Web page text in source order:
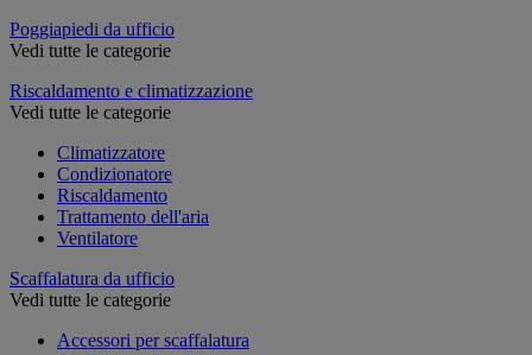
Poggiapiedi da ufficio
Vedi tutte le categorie
Riscaldamento e climatizzazione
Vedi tutte le categorie
Climatizzatore
Condizionatore
Riscaldamento
Trattamento dell'aria
Ventilatore
Scaffalatura da ufficio
Vedi tutte le categorie
Accessori per scaffalatura